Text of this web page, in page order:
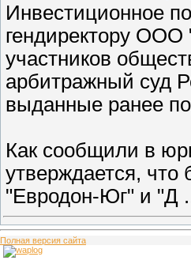
Инвестиционное
гендиректору ООО
участников
арбитражный суд
выданные ранее
Как сообщили в
утверждается,
"Евродон-Юг" и "Д
Полная версия сайта